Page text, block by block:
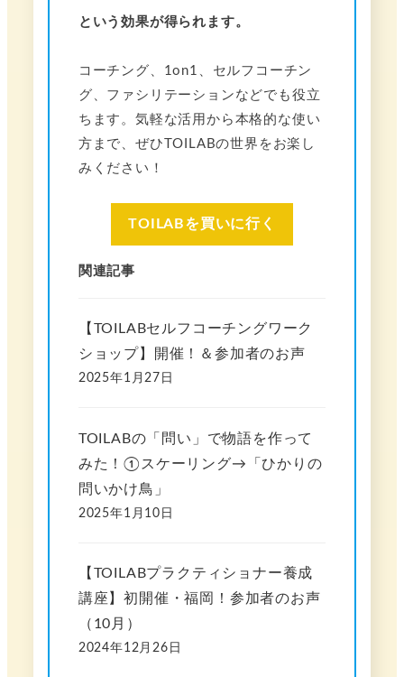
という効果が得られます。
コーチング、1on1、セルフコーチン
グ、ファシリテーションなどでも役立
ちます。気軽な活用から本格的な使い
方まで、ぜひTOILABの世界をお楽し
みください！
TOILABを買いに行く
関連記事
【TOILABセルフコーチングワーク
ショップ】開催！＆参加者のお声
2025年1月27日
TOILABの「問い」で物語を作って
みた！①スケーリング→「ひかりの
問いかけ鳥」
2025年1月10日
【TOILABプラクティショナー養成
講座】初開催・福岡！参加者のお声
（10月）
2024年12月26日